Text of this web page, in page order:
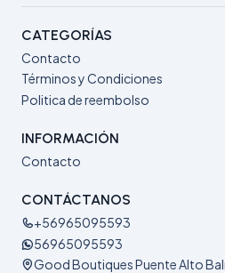
CATEGORÍAS
Contacto
Términos y Condiciones
Politica de reembolso
INFORMACIÓN
Contacto
CONTÁCTANOS
+56965095593
56965095593
Good Boutiques Puente Alto